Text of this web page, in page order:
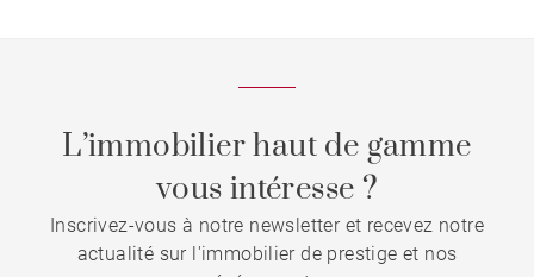
L’immobilier haut de gamme
vous intéresse ?
Inscrivez-vous à notre newsletter et recevez notre
actualité sur l'immobilier de prestige et nos